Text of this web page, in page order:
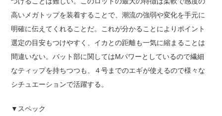
高いメガトップを装着することで、潮流の強弱や変化を手元に
明確に伝えてくれることだ。これが分かることによりポイント
選定の目安もつけやすく、イカとの距離も一気に縮まることは
間違いない。バット部に関してはMパワーとしているので繊細
なティップを持ちつつも、４号までのエギが使えるので様々な
シチュエーションで活躍する。
▼スペック